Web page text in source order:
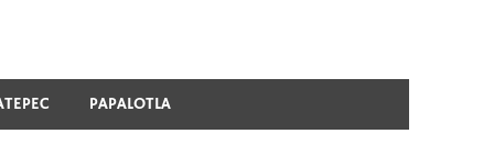
PAPALOTLA